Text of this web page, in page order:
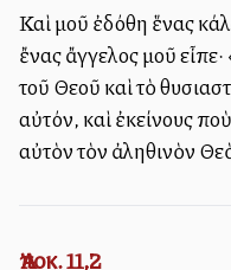
Καὶ μοῦ ἐδόθη ἕνας
ἔνας ἄγγελος μοῦ
τοῦ Θεοῦ καὶ τὸ
αὐτόν, καὶ ἐκείνους
αὐτὸν τὸν ἀληθινὸν
Ἀποκ. 11,2